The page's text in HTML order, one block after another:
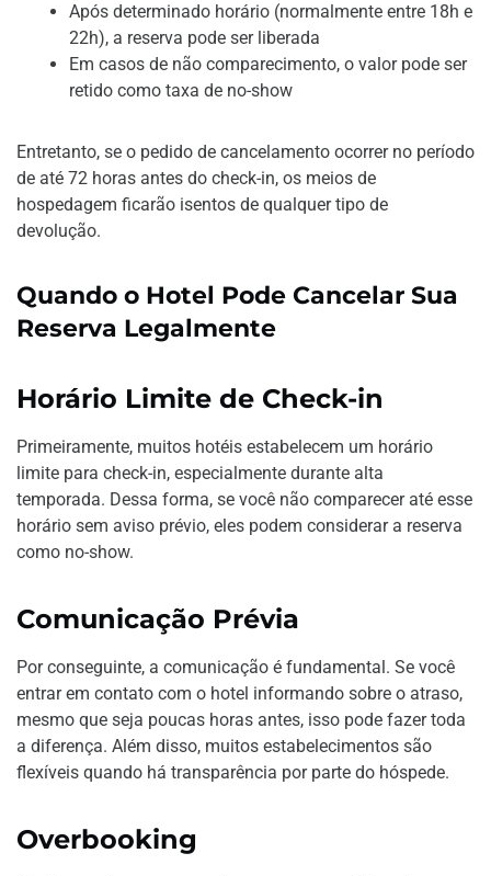
Após determinado horário (normalmente entre 18h e
22h), a reserva pode ser liberada
Em casos de não comparecimento, o valor pode ser
retido como taxa de no-show
Entretanto, se o pedido de cancelamento ocorrer no período
de até 72 horas antes do check-in, os meios de
hospedagem ficarão isentos de qualquer tipo de
devolução.
Quando o Hotel Pode Cancelar Sua
Reserva Legalmente
Horário Limite de Check-in
Primeiramente, muitos hotéis estabelecem um horário
limite para check-in, especialmente durante alta
temporada. Dessa forma, se você não comparecer até esse
horário sem aviso prévio, eles podem considerar a reserva
como no-show.
Comunicação Prévia
Por conseguinte, a comunicação é fundamental. Se você
entrar em contato com o hotel informando sobre o atraso,
mesmo que seja poucas horas antes, isso pode fazer toda
a diferença. Além disso, muitos estabelecimentos são
flexíveis quando há transparência por parte do hóspede.
Overbooking